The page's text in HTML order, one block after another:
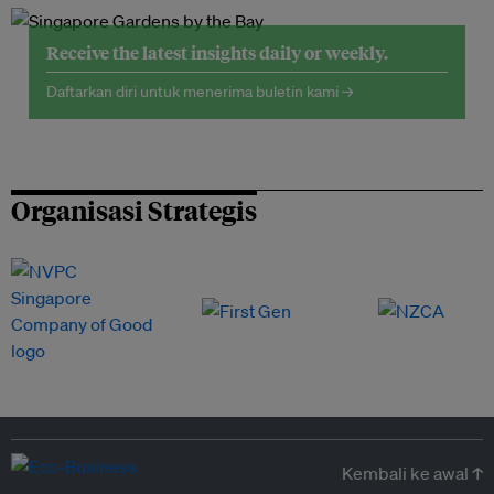
Receive the latest insights daily or weekly.
Daftarkan diri untuk menerima buletin kami →
Organisasi Strategis
Kembali ke awal ↑